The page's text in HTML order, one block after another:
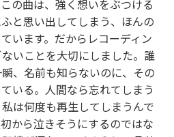
の曲は、強く想いをぶつける
と思い出してしまう、ほんの
います。だからレコーディン
いことを大切にしました。誰
、名前も知らないのに、その
いる。人間なら忘れてしまう
は何度も再生してしまうんで
から泣きそうにするのではな